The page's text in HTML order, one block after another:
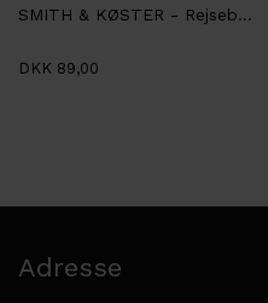
SMITH & KØSTER - Rejsebeholder
DKK 89,00
Adresse